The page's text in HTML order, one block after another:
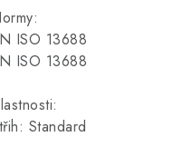
ISO 13688
ISO 13688
Standard